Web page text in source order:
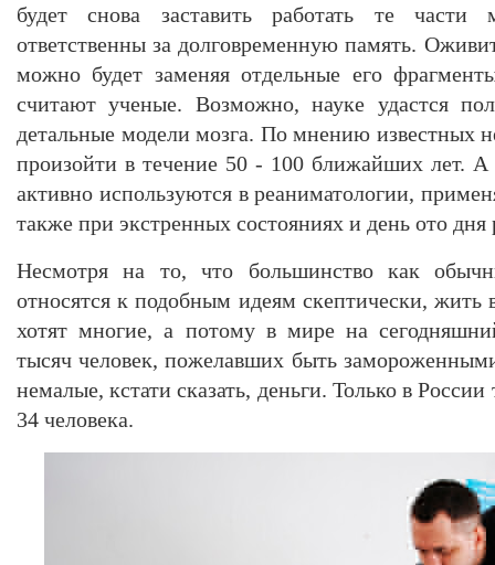
будет снова заставить работать те части
ответственны за долговременную память.
можно будет заменяя отдельные его
считают ученые. Возможно, науке удастся
детальные модели мозга. По мнению известных
произойти в течение 50 - 100 ближайших лет.
активно используются в реаниматологии,
также при экстренных состояниях и день ото дня
Несмотря на то, что большинство как
относятся к подобным идеям скептически, жить
хотят многие, а потому в мире на
тысяч человек, пожелавших быть
немалые, кстати сказать, деньги. Только в
34 человека.